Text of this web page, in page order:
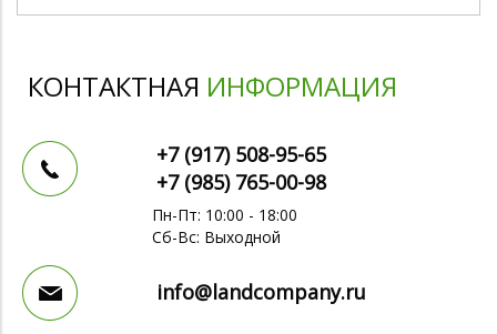
КОНТАКТНАЯ ИНФОРМАЦИЯ
+7 (917) 508-95-65
+7 (985) 765-00-98
Пн-Пт: 10:00 - 18:00
Сб-Вс: Выходной
info@landcompany.ru